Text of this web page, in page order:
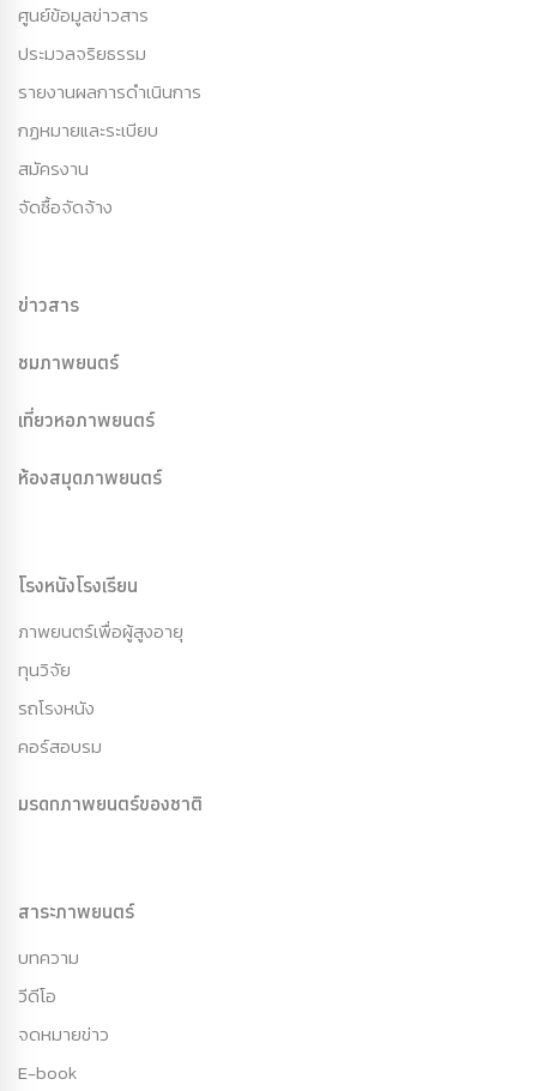
ศูนย์ข้อมูลข่าวสาร
ประมวลจริยธรรม
รายงานผลการดำเนินการ
กฏหมายและระเบียบ
สมัครงาน
จัดซื้อจัดจ้าง
ข่าวสาร
ชมภาพยนตร์
เที่ยวหอภาพยนตร์
ห้องสมุดภาพยนตร์
โรงหนังโรงเรียน
ภาพยนตร์เพื่อผู้สูงอายุ
ทุนวิจัย
รถโรงหนัง
คอร์สอบรม
มรดกภาพยนตร์ของชาติ
สาระภาพยนตร์
บทความ
วีดีโอ
จดหมายข่าว
E-book